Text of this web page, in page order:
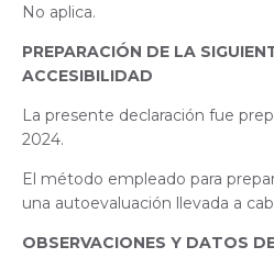
No aplica.
PREPARACIÓN DE LA
ACCESIBILIDAD
La presente declaración fue
2024.
El método empleado para
una autoevaluación llevada a
OBSERVACIONES Y DATOS